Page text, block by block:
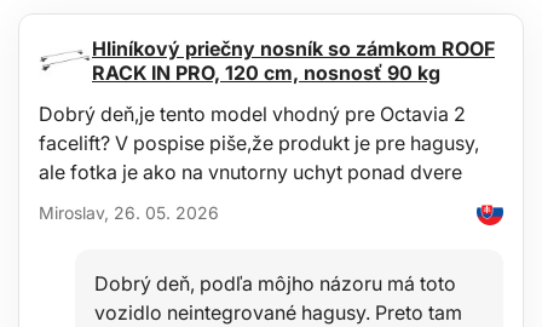
Hliníkový priečny nosník so zámkom ROOF
RACK IN PRO, 120 cm, nosnosť 90 kg
Dobrý deň,je tento model vhodný pre Octavia 2
facelift? V pospise piše,že produkt je pre hagusy,
ale fotka je ako na vnutorny uchyt ponad dvere
Miroslav, 26. 05. 2026
Dobrý deň, podľa môjho názoru má toto
vozidlo neintegrované hagusy. Preto tam